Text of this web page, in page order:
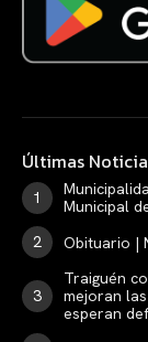
Últimas
Municipal
Obituario |
Traiguén
mejoran
esperan